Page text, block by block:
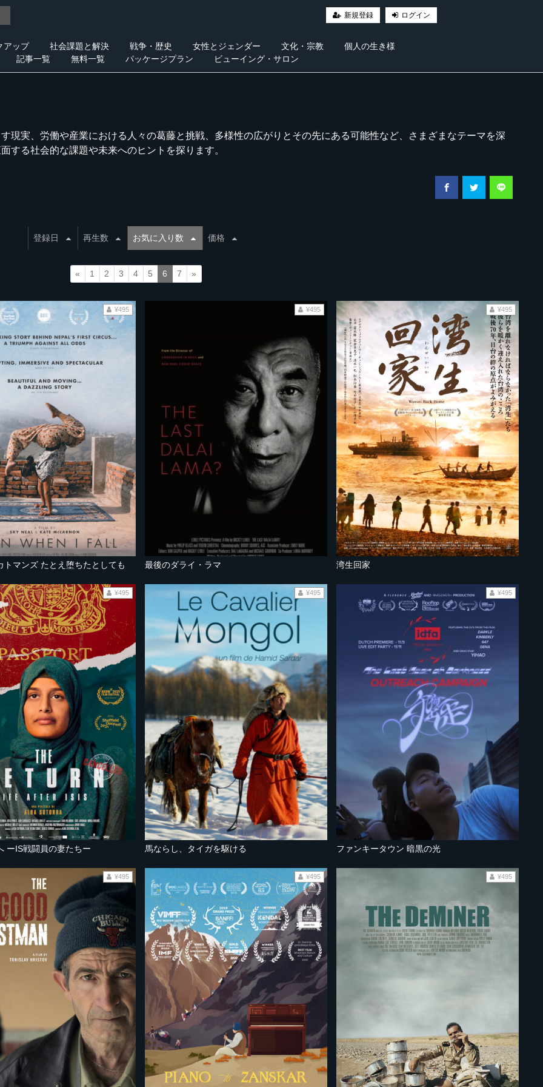
新規登録 ログイン
アップ 社会課題と解決 戦争・歴史 女性とジェンダー 文化・宗教
個人の生き様
記事一覧
無料一覧 パッケージプラン ビューイング・サロン
現実、労働や産業における人々の葛藤と挑戦、多様性の広がりとその先にある可能性など、さまざまなテーマを深
する社会的な課題や未来へのヒントを探ります。
登録日 再生数 お気に入り数 価格
« 1 2 3 4 5 6 7 »
トマンズ たとえ堕ちたとしても
¥495
最後のダライ・ラマ
¥495
湾生回家
¥495
ーIS戦闘員の妻たちー
¥495
馬ならし、タイガを駆ける
¥495
ファンキータウン 暗黒の光
¥495
¥495 ¥495 ¥495